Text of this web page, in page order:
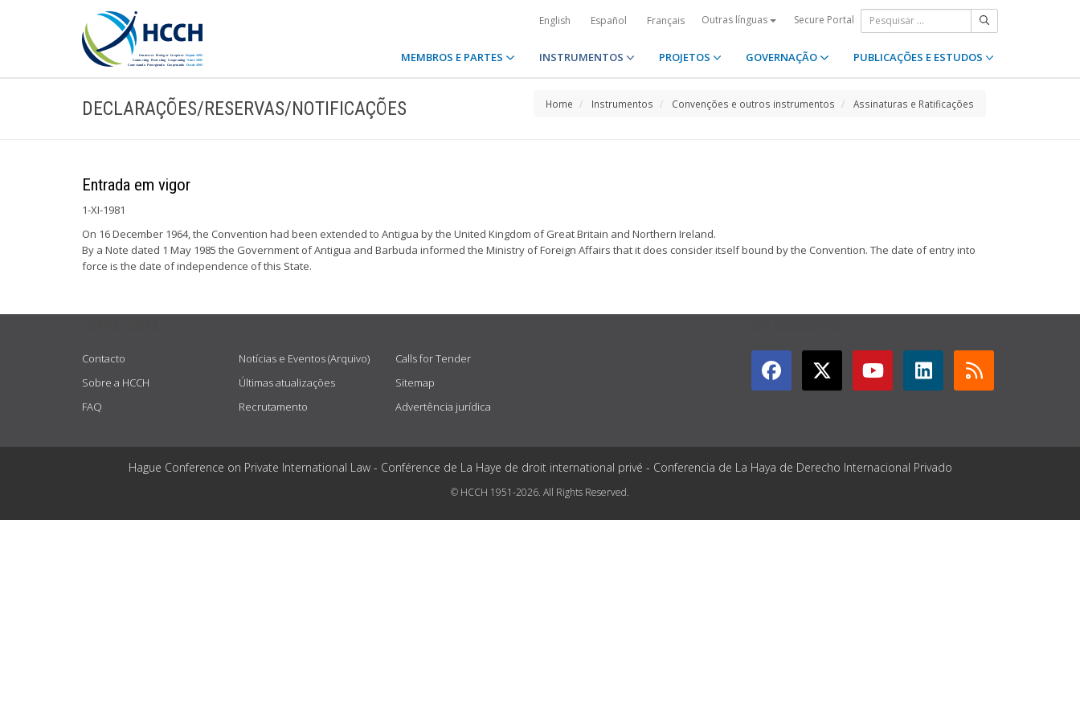
English Español Français Outras línguas Secure Portal
MEMBROS E PARTES INSTRUMENTOS PROJETOS GOVERNAÇÃO PUBLICAÇÕES E ESTUDOS
DECLARAÇÕES/RESERVAS/NOTIFICAÇÕES Home Instrumentos Convenções e outros instrumentos Assinaturas e Ratificações
Entrada em vigor
1-XI-1981
On 16 December 1964, the Convention had been extended to Antigua by the United Kingdom of Great Britain and Northern Ireland.
By a Note dated 1 May 1985 the Government of Antigua and Barbuda informed the Ministry of Foreign Affairs that it does consider itself bound by the Convention. The date of entry into
force is the date of independence of this State.
Contacto
Sobre a HCCH
FAQ
Notícias e Eventos (Arquivo)
Últimas atualizações
Recrutamento
Calls for Tender
Sitemap
Advertência jurídica
Hague Conference on Private International Law - Conférence de La Haye de droit international privé - Conferencia de La Haya de Derecho Internacional Privado
© HCCH 1951-2026. All Rights Reserved.